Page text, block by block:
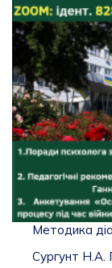
Методика
Сургунт Н.А.